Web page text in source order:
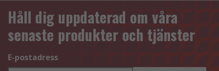
Håll dig uppdaterad om våra
senaste produkter och tjänster
E-postadress